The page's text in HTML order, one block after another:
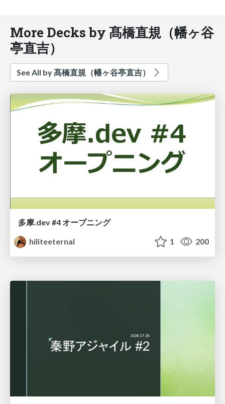
More Decks by 髙橋直規（幡ヶ谷
亭直吉）
See All by 髙橋直規（幡ヶ谷亭直吉）
多摩.dev #4 オープニング
hiliteeternal
1 200